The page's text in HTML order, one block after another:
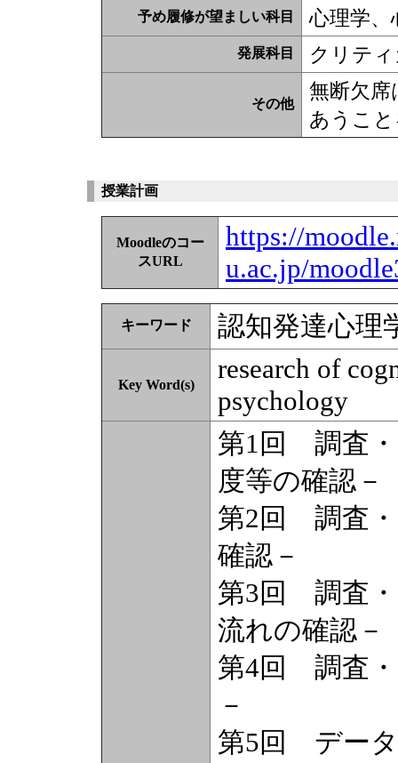
予め履修が望ましい科目 心理学、
発展科目 クリテ
その他
無断欠席
あうこ
授業計画
Moodleのコー
スURL
https://
u.ac.jp/
キーワード 認知発達心理
Key Word(s)
research of
psychology
第1回 調査・
度等の確認－
第2回 調査・
確認－
第3回 調査・
流れの確認－
第4回 調査・
－
第5回 データ